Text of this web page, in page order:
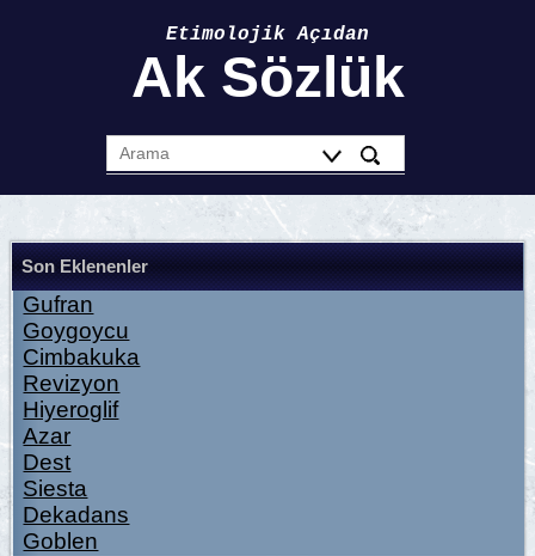
Ak Sözlük
Etimolojik Açıdan
Son Eklenenler
Gufran
Goygoycu
Cimbakuka
Revizyon
Hiyeroglif
Azar
Dest
Siesta
Dekadans
Goblen